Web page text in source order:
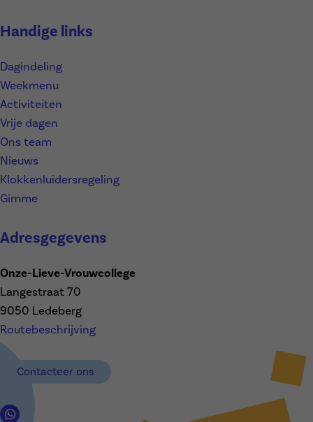
Contacteer ons
Handige links
Dagindeling
Weekmenu
Activiteiten
Vrije dagen
Ons team
Nieuws
Klokkenluidersregeling
Gimme
Adresgegevens
Onze-Lieve-Vrouwcollege
Langestraat 70
9050 Ledeberg
Routebeschrijving